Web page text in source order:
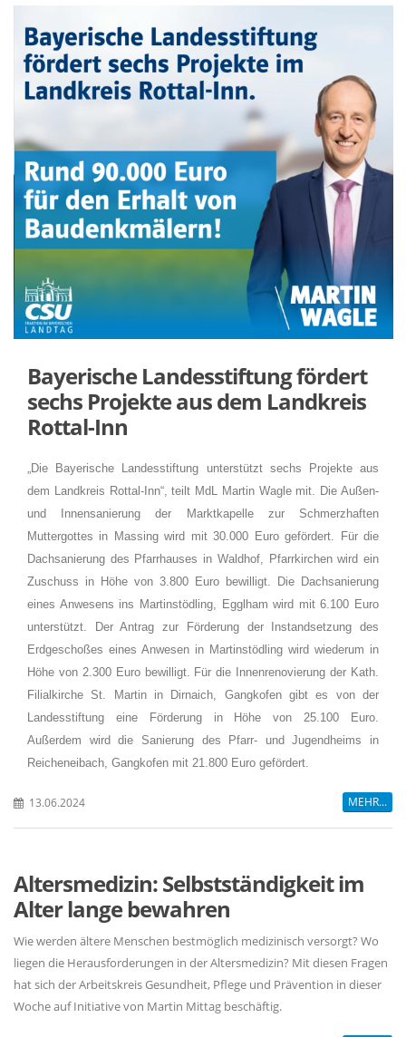
Bayerische Landesstiftung fördert
sechs Projekte aus dem Landkreis
Rottal-Inn
Die Bayerische Landesstiftung unterstützt sechs Projekte aus
dem Landkreis Rottal-Inn“, teilt MdL Martin Wagle mit. Die Außen-
und Innensanierung der Marktkapelle zur Schmerzhaften
Muttergottes in Massing wird mit 30.000 Euro gefördert. Für die
Dachsanierung des Pfarrhauses in Waldhof, Pfarrkirchen wird ein
Zuschuss in Höhe von 3.800 Euro bewilligt. Die Dachsanierung
eines Anwesens ins Martinstödling, Egglham wird mit 6.100 Euro
unterstützt. Der Antrag zur Förderung der Instandsetzung des
Erdgeschoßes eines Anwesen in Martinstödling wird wiederum in
Höhe von 2.300 Euro bewilligt. Für die Innenrenovierung der Kath.
Filialkirche St. Martin in Dirnaich, Gangkofen gibt es von der
Landesstiftung eine Förderung in Höhe von 25.100 Euro.
Außerdem wird die Sanierung des Pfarr- und Jugendheims in
Reicheneibach, Gangkofen mit 21.800 Euro gefördert.
13.06.2024 MEHR...
Altersmedizin: Selbstständigkeit im
Alter lange bewahren
Wie werden ältere Menschen bestmöglich medizinisch versorgt? Wo
liegen die Herausforderungen in der Altersmedizin? Mit diesen Fragen
hat sich der Arbeitskreis Gesundheit, Pflege und Prävention in dieser
Woche auf Initiative von Martin Mittag beschäftig.